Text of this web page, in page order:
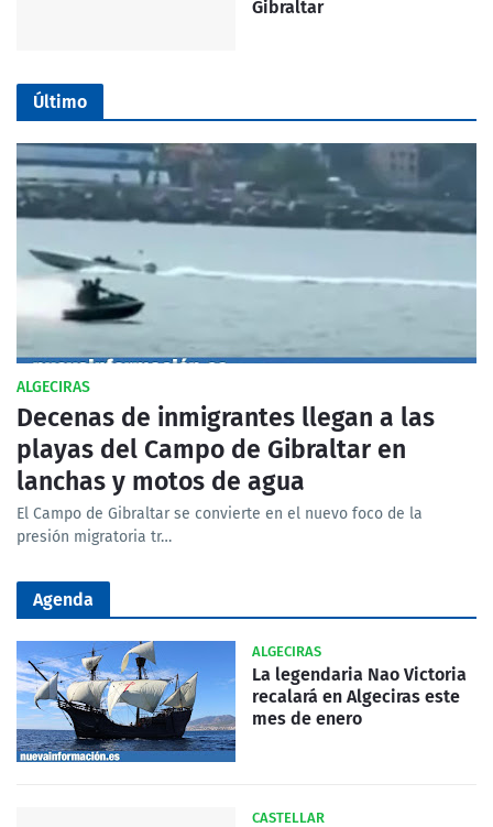
Gibraltar
Último
ALGECIRAS
Decenas de inmigrantes llegan a las
playas del Campo de Gibraltar en
lanchas y motos de agua
El Campo de Gibraltar se convierte en el nuevo foco de la
presión migratoria tr…
Agenda
ALGECIRAS
La legendaria Nao Victoria
recalará en Algeciras este
mes de enero
CASTELLAR